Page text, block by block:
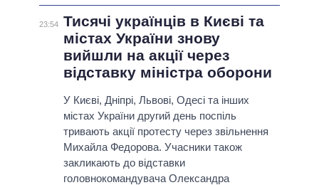
23:54 Тисячі українців в Києві та
містах України знову
вийшли на акції через
відставку міністра оборони
У Києві, Дніпрі, Львові, Одесі та інших
містах України другий день поспіль
тривають акції протесту через звільнення
Михайла Федорова. Учасники також
закликають до відставки
головнокомандувача Олександра